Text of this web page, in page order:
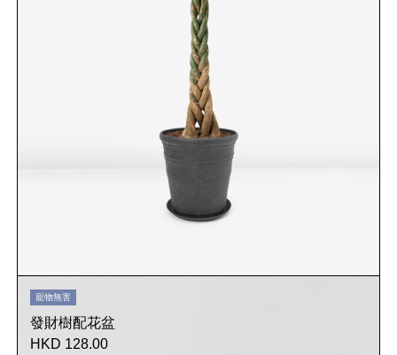
寵物無害
發財樹配花盆
HKD 128.00